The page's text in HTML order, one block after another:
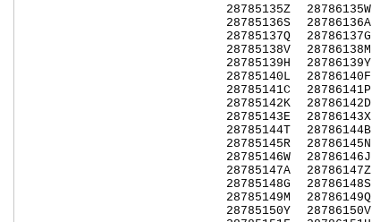
28785135Z
28785136S
28785137Q
28785138V
28785139H
28785140L
28785141C
28785142K
28785143E
28785144T
28785145R
28785146W
28785147A
28785148G
28785149M
28785150Y
28786135W
28786136A
28786137G
28786138M
28786139Y
28786140F
28786141P
28786142D
28786143X
28786144B
28786145N
28786146J
28786147Z
28786148S
28786149Q
28786150V